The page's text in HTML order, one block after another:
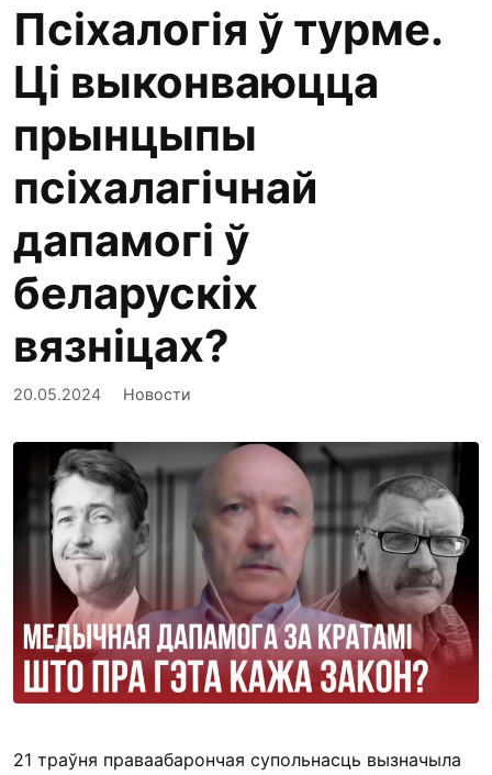
Псіхалогія ў турме.
Ці выконваюцца
прынцыпы
псіхалагічнай
дапамогі ў
беларускіх
вязніцах?
20.05.2024 Новости
21 траўня праваабарончая супольнасць вызначыла